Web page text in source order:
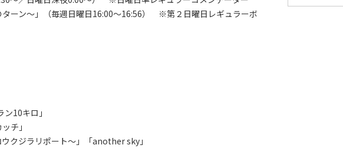
ーン～」（毎週日曜日16:00～16:56） ※第２日曜日レギュラーボ
10キロ」
チ」
クジラリポート～」「another sky」